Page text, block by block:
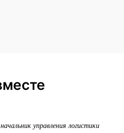
управления логистики